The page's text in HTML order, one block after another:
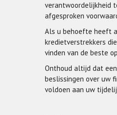
verantwoordelijkheid
afgesproken
Als u behoefte heeft
kredietverstrekkers
vinden van de beste
Onthoud altijd dat
beslissingen over uw
voldoen aan uw